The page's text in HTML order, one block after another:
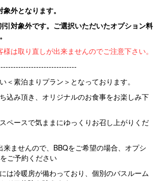
外となります。
引対象外です。ご選択いただいたオプション料
は取り直しが出来ませんのでご注意下さい。
＜素泊まりプラン＞となっております。
込み頂き、オリジナルのお食事をお楽しみ下
ペースで気ままにゆっくりお召し上がりくだ
来ませんので、BBQをご希望の場合、オプシ
ご予約ください
は冷暖房が備わっており、個別のバスルーム